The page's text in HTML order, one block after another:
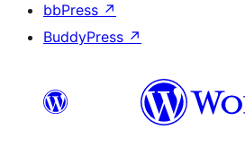
bbPress ↗
BuddyPress ↗